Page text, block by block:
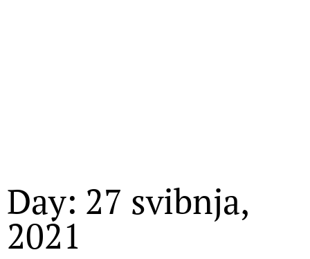
Day: 27 svibnja,
2021